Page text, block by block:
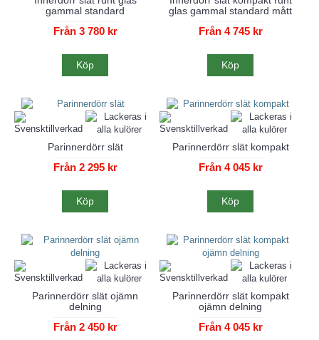
gammal standard
Från 3 780 kr
Köp
glas gammal standard mått
Från 4 745 kr
Köp
Parinnerdörr slät
Från 2 295 kr
Köp
Parinnerdörr slät kompakt
Från 4 045 kr
Köp
Parinnerdörr slät ojämn
delning
Från 2 450 kr
Parinnerdörr slät kompakt
ojämn delning
Från 4 045 kr